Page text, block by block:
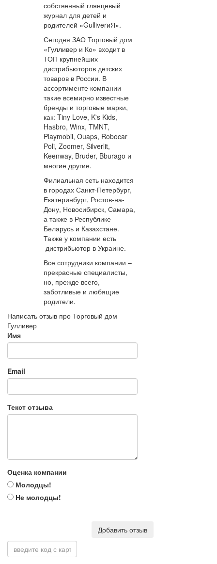
собственный глянцевый
журнал для детей и
родителей «GulliverиЯ».
Сегодня ЗАО Торговый дом
«Гулливер и Ко» входит в
ТОП крупнейших
дистрибьюторов детских
товаров в России. В
ассортименте компании
такие всемирно известные
бренды и торговые марки,
как: Tiny Love, K's Kids,
Hаsbro, Winx, TMNT,
Playmobil, Ouaps, Robocar
Poli, Zoomer, Silverlit,
Keenway, Bruder, Bburago и
многие другие.
Филиальная сеть находится
в городах Санкт-Петербург,
Екатеринбург, Ростов-на-
Дону, Новосибирск, Самара,
а также в Республике
Беларусь и Казахстане.
Также у компании есть
дистрибьютор в Украине.
Все сотрудники компании –
прекрасные специалисты,
но, прежде всего,
заботливые и любящие
родители.
Написать отзыв про Торговый дом
Гулливер
Имя
Email
Текст отзыва
Оценка компании
Молодцы!
Не молодцы!
Добавить отзыв